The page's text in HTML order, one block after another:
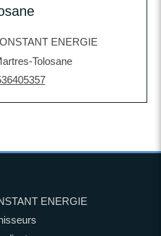
ENERGIE
Tolosane
ENERGIE